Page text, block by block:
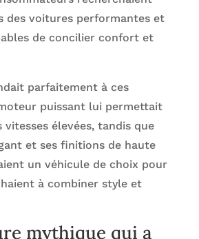
des voitures performantes et
de concilier confort et
parfaitement à ces
puissant lui permettait
vitesses élevées, tandis que
et ses finitions de haute
un véhicule de choix pour
à combiner style et
mythique qui a